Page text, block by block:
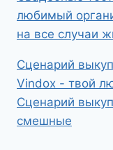
любимый
на все случаи
Сценарий
Vindox - твой
Сценарий
смешные